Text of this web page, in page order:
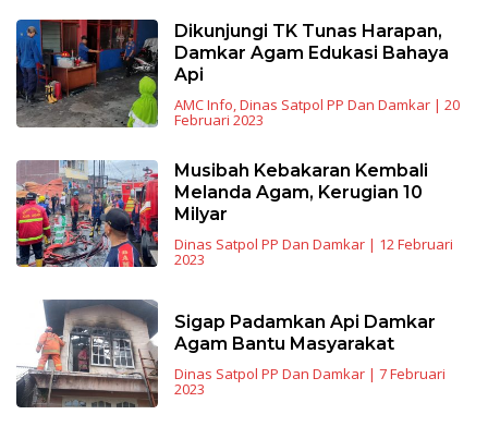
Dikunjungi TK Tunas Harapan,
Damkar Agam Edukasi Bahaya
Api
AMC Info,Dinas Satpol PP Dan Damkar| 20
Februari 2023
Musibah Kebakaran Kembali
Melanda Agam, Kerugian 10
Milyar
Dinas Satpol PP Dan Damkar| 12 Februari
2023
Sigap Padamkan Api Damkar
Agam Bantu Masyarakat
Dinas Satpol PP Dan Damkar| 7 Februari
2023